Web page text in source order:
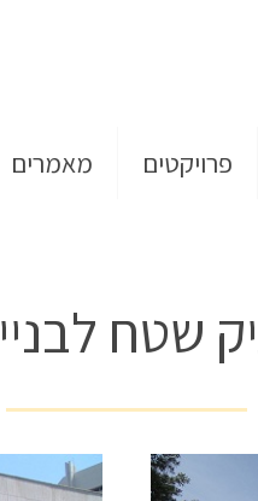
פרויקטים מאמרים
שטח